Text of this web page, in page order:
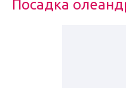
Посадка